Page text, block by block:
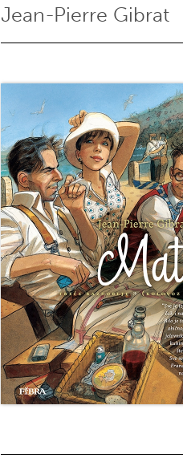
Jean-Pierre Gibrat